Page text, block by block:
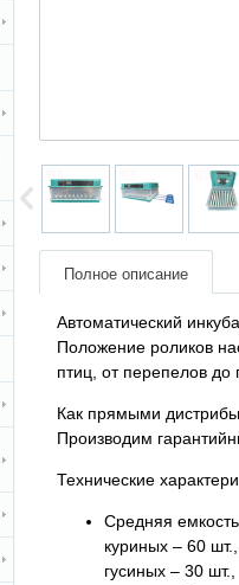
Полное описание
Автоматический
Положение роликов
птиц, от перепелов до
Как прямыми
Производим
Технические
Средняя
куриных – 60 шт.,
гусиных – 30 шт.,